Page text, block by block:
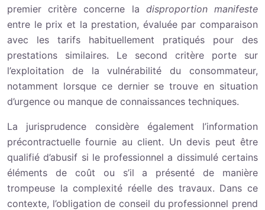
premier critère concerne la disproportion manifeste
entre le prix et la prestation, évaluée par comparaison
avec les tarifs habituellement pratiqués pour des
prestations similaires. Le second critère porte sur
l’exploitation de la vulnérabilité du consommateur,
notamment lorsque ce dernier se trouve en situation
d’urgence ou manque de connaissances techniques.
La jurisprudence considère également l’information
précontractuelle fournie au client. Un devis peut être
qualifié d’abusif si le professionnel a dissimulé certains
éléments de coût ou s’il a présenté de manière
trompeuse la complexité réelle des travaux. Dans ce
contexte, l’obligation de conseil du professionnel prend